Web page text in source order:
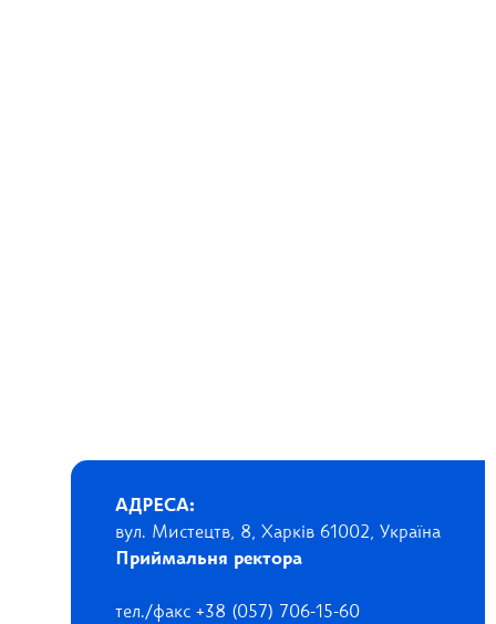
АДРЕСА:
вул. Мистецтв, 8, Харків 61002, Україна
Приймальня ректора
тел./факс +38 (057) 706-15-60